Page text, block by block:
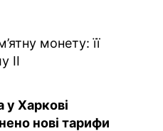
монету: її
II
Харкові
нові тарифи